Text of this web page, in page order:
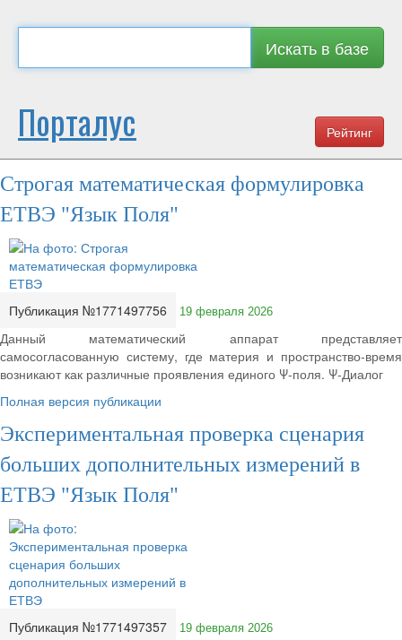
Искать в базе
Рейтинг
Порталус
Строгая математическая формулировка
ЕТВЭ "Язык Поля"
Публикация №1771497756 19 февраля 2026
Данный математический аппарат представляет
самосогласованную систему, где материя и пространство-время
возникают как различные проявления единого Ψ-поля. Ψ-Диалог
Полная версия публикации
Экспериментальная проверка сценария
больших дополнительных измерений в
ЕТВЭ "Язык Поля"
Публикация №1771497357 19 февраля 2026